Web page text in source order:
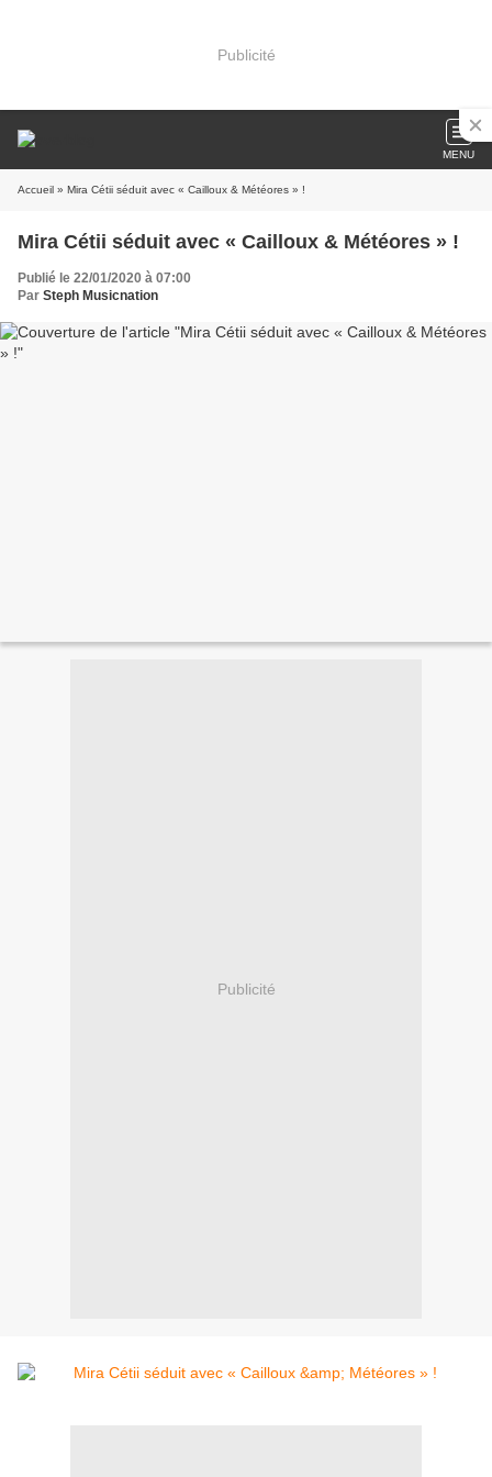
Publicité
MENU
Accueil » Mira Cétii séduit avec « Cailloux & Météores » !
Mira Cétii séduit avec « Cailloux & Météores » !
Publié le 22/01/2020 à 07:00
Par Steph Musicnation
Publicité